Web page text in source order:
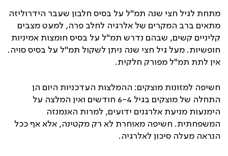
מתחת לגיל חצי שנה תמ"ל על בסיס חלבון שעבר הידרוליזה
מתאים ברב המקרים של אלרגיה לחלב פרה, למעט מצבים
קליניים קשים, שבהם נדרש תמ"ל על בסיס חומצות אמיניות
חופשיות. מעל גיל חצי שנה ניתן לשקול תמ"ל על בסיס סויה.
אין לתת תמ"ל מפורק חלקית.
חשיפה למזונות מוצקים: ההמלצות העדכניות היום הן
התחלה של מוצקים בגיל 6-4 חודשים ואין המלצה על
הימנעות מניעת אלרגנים ידועים, למרות האנמנזה
המשפחתית. חשיפה מאוחרת לא רק מקטינה, אלא אף ככל
הנראה מעלה סיכון לאלרגיה.